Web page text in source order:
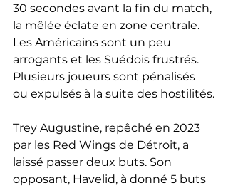
30 secondes avant la fin du match,
la mêlée éclate en zone centrale.
Les Américains sont un peu
arrogants et les Suédois frustrés.
Plusieurs joueurs sont pénalisés
ou expulsés à la suite des hostilités.
Trey Augustine, repêché en 2023
par les Red Wings de Détroit, a
laissé passer deux buts. Son
opposant, Havelid, à donné 5 buts